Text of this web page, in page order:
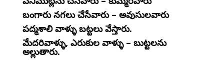
బంగారు నగలు చేసేవారు – అవుసులవారు
పద్మశాలి వాళ్ళు బట్టలు వేస్తారు.
మేదరివాళ్ళు, ఎరుకుల వాళ్ళు – బుట్టలను
అల్లుతారు.